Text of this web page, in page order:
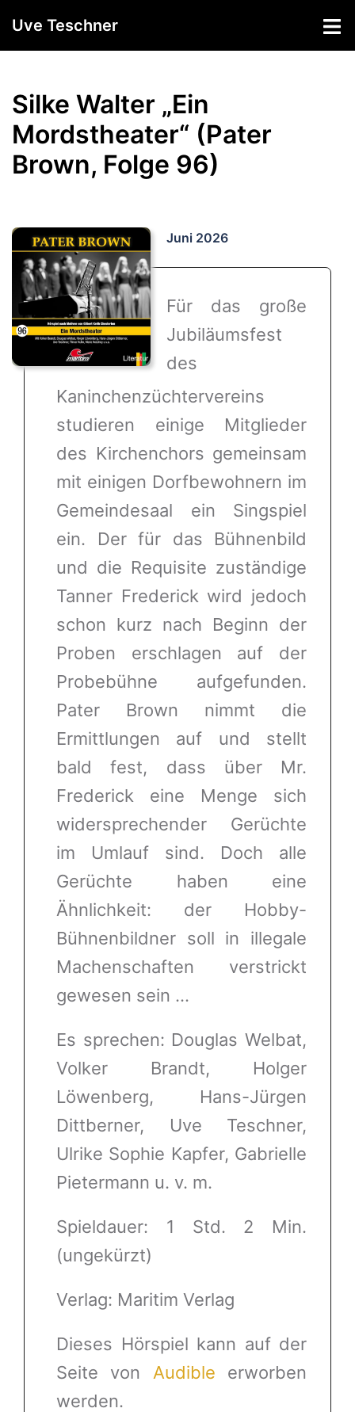
Inhalt
springen
Uve Teschner
Silke Walter „Ein
Mordstheater“ (Pater
Brown, Folge 96)
Juni 2026
Für das große
Jubiläumsfest
des
Kaninchenzüchtervereins
studieren einige Mitglieder
des Kirchenchors gemeinsam
mit einigen Dorfbewohnern im
Gemeindesaal ein Singspiel
ein. Der für das Bühnenbild
und die Requisite zuständige
Tanner Frederick wird jedoch
schon kurz nach Beginn der
Proben erschlagen auf der
Probebühne aufgefunden.
Pater Brown nimmt die
Ermittlungen auf und stellt
bald fest, dass über Mr.
Frederick eine Menge sich
widersprechender Gerüchte
im Umlauf sind. Doch alle
Gerüchte haben eine
Ähnlichkeit: der Hobby-
Bühnenbildner soll in illegale
Machenschaften verstrickt
gewesen sein …
Es sprechen: Douglas Welbat,
Volker Brandt, Holger
Löwenberg, Hans-Jürgen
Dittberner, Uve Teschner,
Ulrike Sophie Kapfer, Gabrielle
Pietermann u. v. m.
Spieldauer: 1 Std. 2 Min.
(ungekürzt)
Verlag: Maritim Verlag
Dieses Hörspiel kann auf der
Seite von Audible erworben
werden.